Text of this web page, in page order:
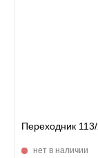
Переходник
нет в наличии